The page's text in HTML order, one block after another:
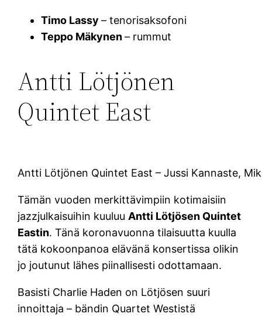
Timo Lassy– tenorisaksofoni
Teppo Mäkynen– rummut
Antti Lötjönen
Quintet East
Antti Lötjönen Quintet East – Jussi Kannaste,
Tämän vuoden merkittävimpiin kotimaisiin
jazzjulkaisuihin kuuluu Antti Lötjösen Quintet
Eastin. Tänä koronavuonna tilaisuutta kuulla
tätä kokoonpanoa elävänä konsertissa olikin
jo joutunut lähes piinallisesti odottamaan.
Basisti Charlie Haden on Lötjösen suuri
innoittaja – bändin Quartet Westistä